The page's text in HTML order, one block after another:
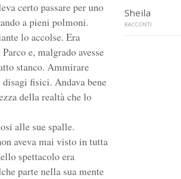
certo passare per uno
a pieni polmoni.
lo accolse. Era
e, malgrado avesse
stanco. Ammirare
fisici. Andava bene
della realtà che lo
alle sue spalle.
aveva mai visto in tutta
spettacolo era
parte nella sua mente
Sheila
RACCONTI